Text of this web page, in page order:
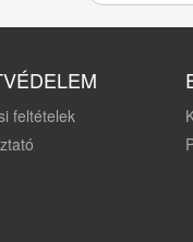
feltételek